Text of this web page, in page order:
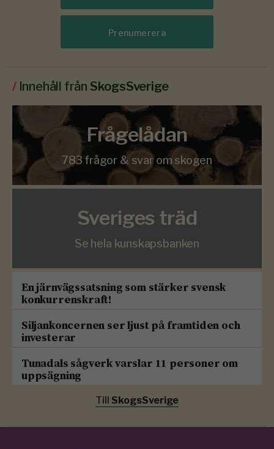
Prenumerera
/ Innehåll från SkogsSverige
Frågelådan
783 frågor & svar om skogen
Sveriges träd
Se hela kunskapsbanken
En järnvägssatsning som stärker svensk
konkurrenskraft!
Siljankoncernen ser ljust på framtiden och
investerar
Tunadals sågverk varslar 11 personer om
uppsägning
Till SkogsSverige